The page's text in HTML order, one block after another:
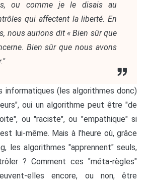
ou comme je le disais au
qui affectent la liberté. En
nous aurions dit « Bien sûr que
Bien sûr que nous avons
informatiques (les algorithmes donc)
oui un algorithme peut être "de
ou "raciste", ou "empathique" si
lui-même. Mais à l'heure où, grâce
les algorithmes "apprennent" seuls,
? Comment ces "méta-règles"
elles encore, ou non, être